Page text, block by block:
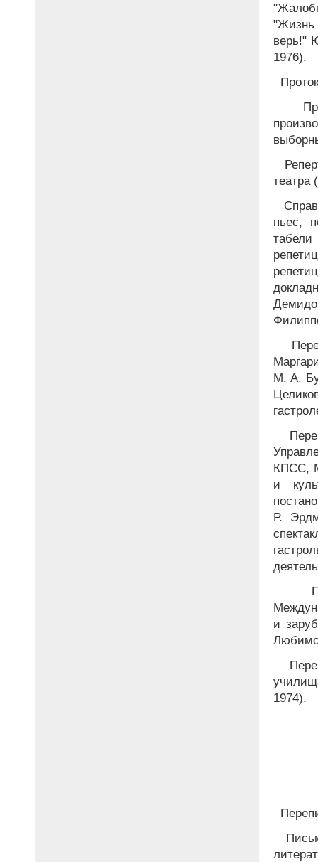
верь!"
1976).
театра
пьес,
М. А.
КПСС,
и
Р.
и
1974).